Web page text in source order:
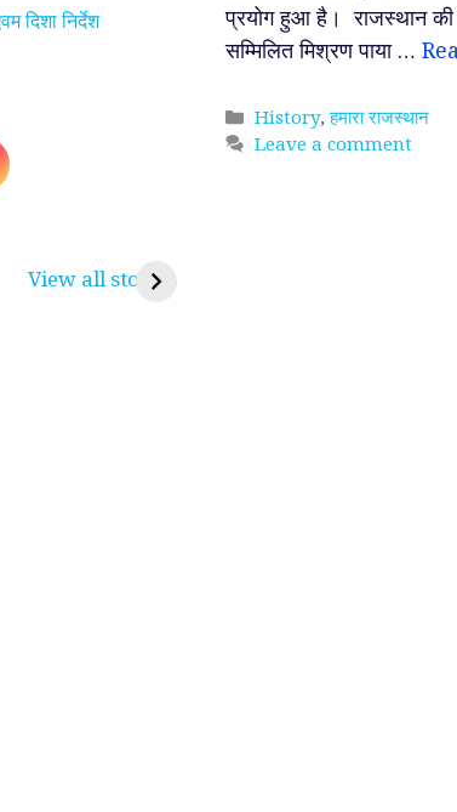
प्रयोग हुआ है। राजस्थान
सम्मिलित मिश्रण पाया …
Categories
History,हमारा राजस्थान
Leave a comment
दिशा निर्देश
View all stories
रामसा पीर, रुणेचा रा धणी,